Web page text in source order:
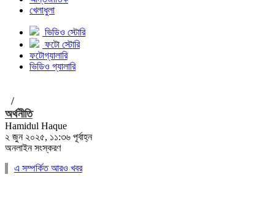
খেলাধুলা
ভিডিও স্টোরি
ফটো স্টোরি
ফটোগ্যালারি
ভিডিও গ্যালারি
/
অর্থনীতি
Hamidul Haque
২ জুন ২০২৫, ১১:৩৬ পূর্বাহ্ন
অনলাইন সংস্করণ
এ সম্পর্কিত আরও খবর